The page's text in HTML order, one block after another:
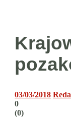
03/03/2018
0
(0)